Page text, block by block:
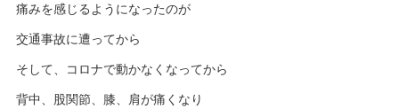
痛みを感じるようになったのが
交通事故に遭ってから
そして、コロナで動かなくなってから
背中、股関節、膝、肩が痛くなり